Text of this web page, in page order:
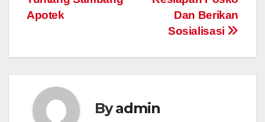
Dan Berikan
Sosialisasi
Apotek
Byadmin